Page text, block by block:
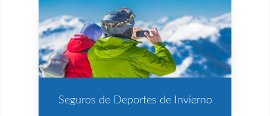
Seguros de Deportes de Invierno